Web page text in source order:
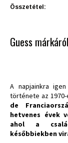
Összetétel:
Guess márkáról
A napjainkra
története az
de
hetvenes évek
ahol a
későbbiekben